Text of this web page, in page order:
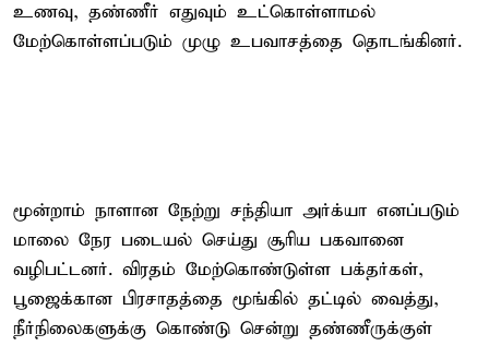
உணவு, தண்ணீர் எதுவும் உட்கொள்ளாமல்
மேற்கொள்ளப்படும் முழு உபவாசத்தை தொடங்கினர்.
மூன்றாம் நாளான நேற்று சந்தியா அர்க்யா எனப்படும்
மாலை நேர படையல் செய்து சூரிய பகவானை
வழிபட்டனர். விரதம் மேற்கொண்டுள்ள பக்தர்கள்,
பூஜைக்கான பிரசாதத்தை மூங்கில் தட்டில் வைத்து,
நீர்நிலைகளுக்கு கொண்டு சென்று தண்ணீருக்குள்